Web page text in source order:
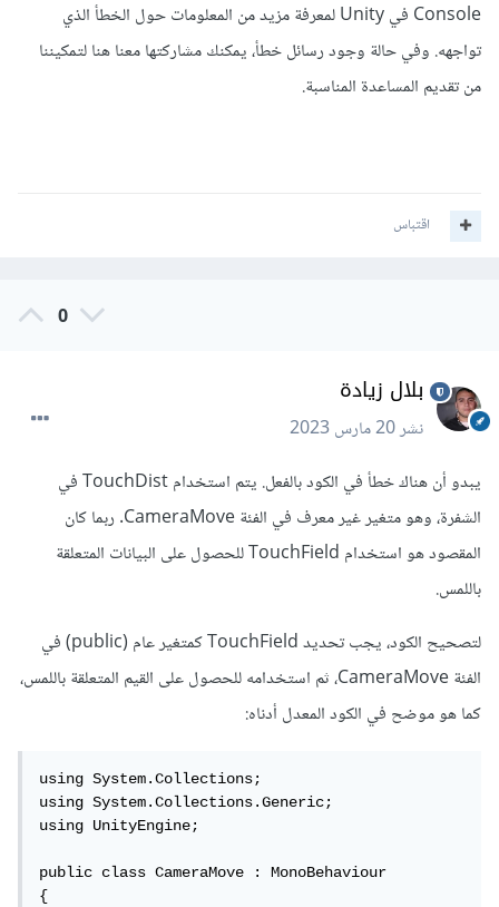
Console في Unity لمعرفة مزيد من المعلومات حول الخطأ الذي
تواجهه. وفي حالة وجود رسائل خطأ، يمكنك مشاركتها معنا هنا لتمكيننا
من تقديم المساعدة المناسبة.
اقتباس
0
بلال زيادة
نشر20 مارس 2023
يبدو أن هناك خطأ في الكود بالفعل. يتم استخدام TouchDist في
الشفرة، وهو متغير غير معرف في الفئة CameraMove. ربما كان
المقصود هو استخدام TouchField للحصول على البيانات المتعلقة
باللمس.
لتصحيح الكود، يجب تحديد TouchField كمتغير عام (public) في
الفئة CameraMove، ثم استخدامه للحصول على القيم المتعلقة باللمس،
كما هو موضح في الكود المعدل أدناه:
using System.Collections;
using System.Collections.Generic;
using UnityEngine;
public class CameraMove : MonoBehaviour
{